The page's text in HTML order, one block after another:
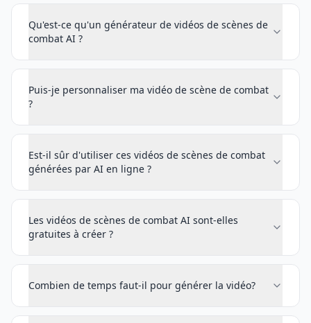
Qu'est-ce qu'un générateur de vidéos de scènes de
combat AI ?
Puis-je personnaliser ma vidéo de scène de combat
?
Est-il sûr d'utiliser ces vidéos de scènes de combat
générées par AI en ligne ?
Les vidéos de scènes de combat AI sont-elles
gratuites à créer ?
Combien de temps faut-il pour générer la vidéo?